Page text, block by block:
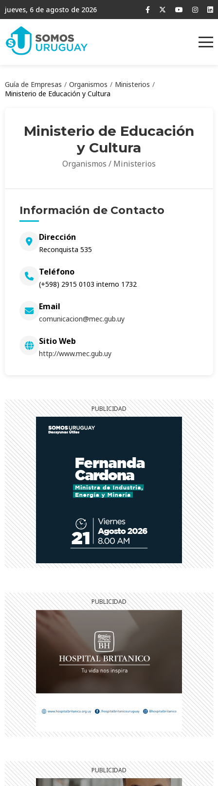
jueves, 6 de agosto de 2026
Guía de Empresas Organismos
Ministerios
Ministerio de Educación y Cultura
Ministerio de Educación
y Cultura
Organismos / Ministerios
Información de Contacto
Dirección
Reconquista 535
Teléfono
(+598) 2915 0103 interno 1732
Email
comunicacion@mec.gub.uy
Sitio Web
http://www.mec.gub.uy